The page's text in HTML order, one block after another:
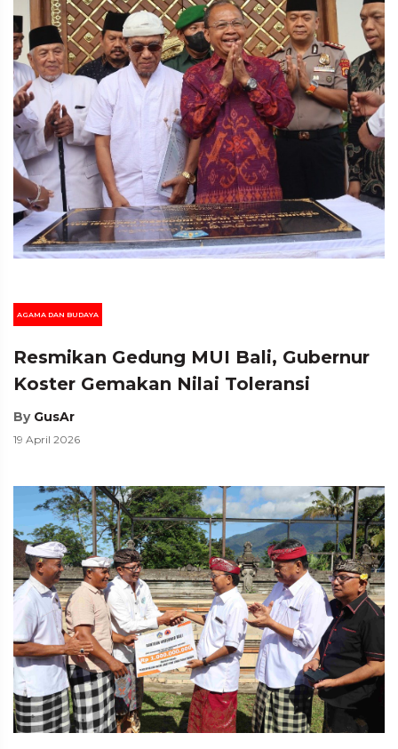
AGAMA DAN BUDAYA
Resmikan Gedung MUI Bali, Gubernur
Koster Gemakan Nilai Toleransi
By GusAr
19 April 2026